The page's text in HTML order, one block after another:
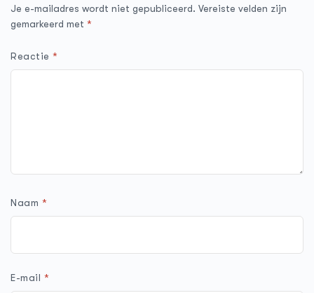
Je e-mailadres wordt niet gepubliceerd. Vereiste velden zijn
gemarkeerd met *
Reactie*
Naam *
E-mail *